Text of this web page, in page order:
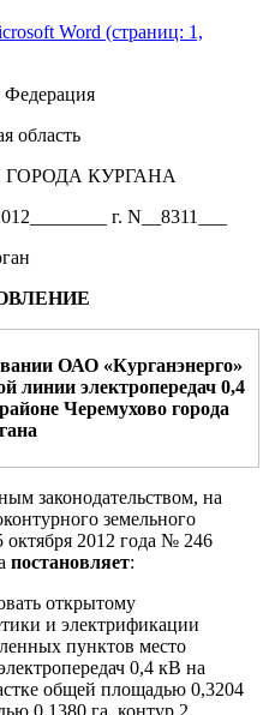
Word (страниц: 1,
Федерация
область
КУРГАНА
г. N__8311___
ОАО «Курганэнерго»
линии электропередач0,4
Черемуховогорода
законодательством, на
земельного
октября 2012 года № 246
постановляет:
открытому
и электрификации
пунктов место
0,4 кВ на
общей площадью 0,3204
0,1380 га, контур 2